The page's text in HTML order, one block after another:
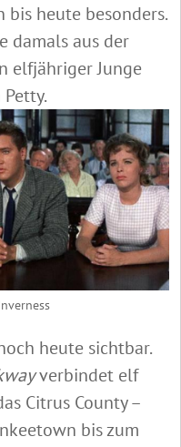
heute besonders.
damals aus der
elfjähriger Junge
heute sichtbar.
verbindet elf
Citrus County –
bis zum